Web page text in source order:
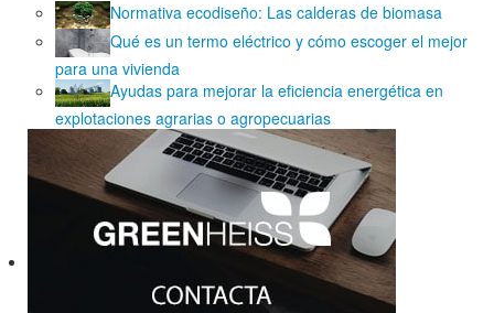
Normativa ecodiseño: Las calderas de biomasa
Qué es un termo eléctrico y cómo escoger el mejor
para una vivienda
Ayudas para mejorar la eficiencia energética en
explotaciones agrarias o agropecuarias